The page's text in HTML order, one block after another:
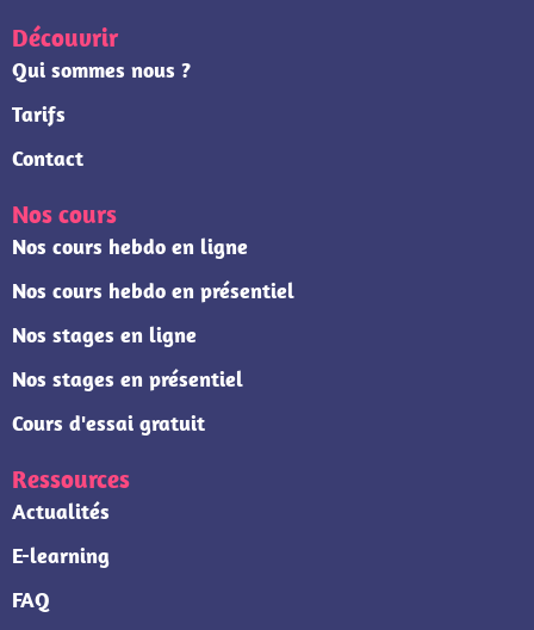
Découvrir
Qui sommes nous ?
Tarifs
Contact
Nos cours
Nos cours hebdo en ligne
Nos cours hebdo en présentiel
Nos stages en ligne
Nos stages en présentiel
Cours d'essai gratuit
Ressources
Actualités
E-learning
FAQ